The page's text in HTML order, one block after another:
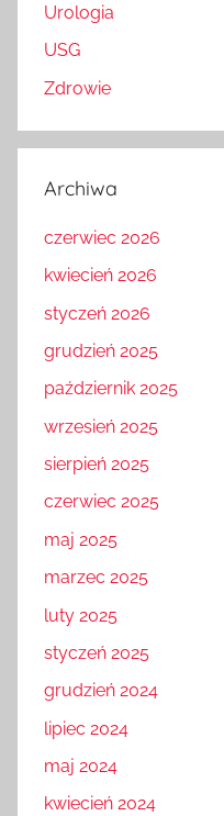
Urologia
USG
Zdrowie
Archiwa
czerwiec 2026
kwiecień 2026
styczeń 2026
grudzień 2025
październik 2025
wrzesień 2025
sierpień 2025
czerwiec 2025
maj 2025
marzec 2025
luty 2025
styczeń 2025
grudzień 2024
lipiec 2024
maj 2024
kwiecień 2024